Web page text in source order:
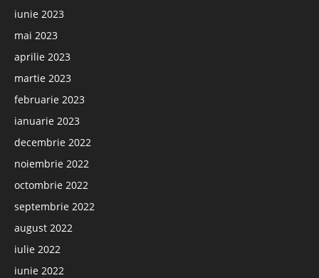
iunie 2023
mai 2023
aprilie 2023
martie 2023
februarie 2023
ianuarie 2023
decembrie 2022
noiembrie 2022
octombrie 2022
septembrie 2022
august 2022
iulie 2022
iunie 2022